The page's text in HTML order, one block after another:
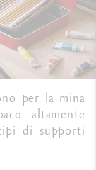
per la mina
altamente
di supporti